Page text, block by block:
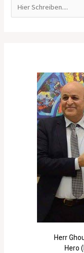
Herr
Hero